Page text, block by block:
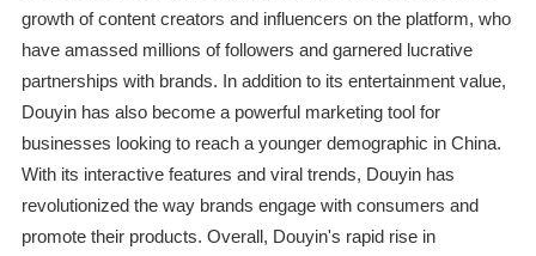
growth of content creators and influencers on the platform, who
have amassed millions of followers and garnered lucrative
partnerships with brands. In addition to its entertainment value,
Douyin has also become a powerful marketing tool for
businesses looking to reach a younger demographic in China.
With its interactive features and viral trends, Douyin has
revolutionized the way brands engage with consumers and
promote their products. Overall, Douyin's rapid rise in